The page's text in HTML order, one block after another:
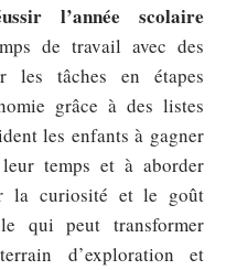
l’année scolaire
de travail avec des
les tâches en étapes
grâce à des listes
les enfants à gagner
temps et à aborder
la curiosité et le goût
qui peut transformer
d’exploration et